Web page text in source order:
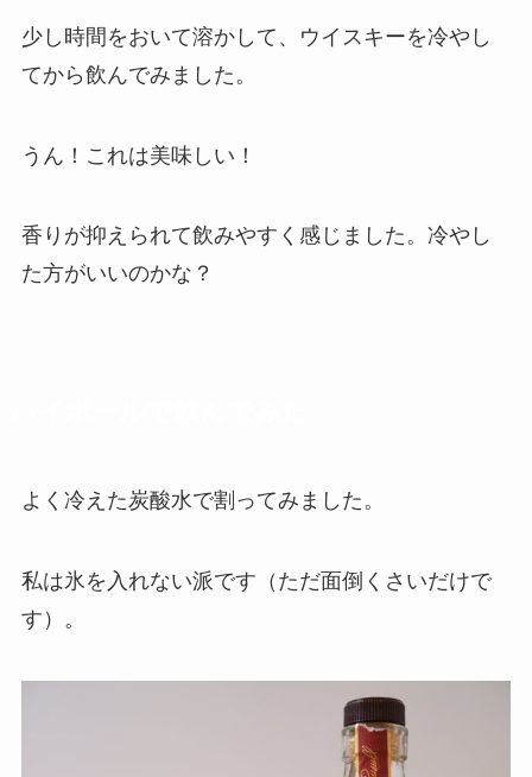
少し時間をおいて溶かして、ウイスキーを冷やし
てから飲んでみました。
うん！これは美味しい！
香りが抑えられて飲みやすく感じました。 冷やし
た方がいいのかな？
よく冷えた炭酸水で割ってみました。
私は氷を入れない派です（ただ面倒くさいだけで
す）。